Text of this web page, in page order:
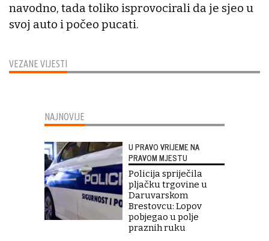
VEZANE VIJESTI
navodno, tada toliko isprovocirali da je sjeo u
svoj auto i počeo pucati.
NAJNOVIJE
U PRAVO VRIJEME NA
PRAVOM MJESTU
Policija spriječila
pljačku trgovine u
Daruvarskom
Brestovcu: Lopov
pobjegao u polje
praznih ruku